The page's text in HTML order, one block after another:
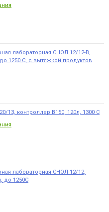
лабораторная СНОЛ 12/12-В,
1250 С, с вытяжкой продуктов
13, контроллер B150, 120л, 1300 С
лабораторная СНОЛ 12/12,
до 1250С